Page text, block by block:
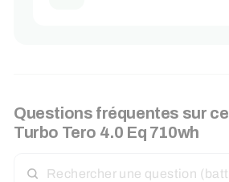
Questions fréquentes sur ce
Turbo Tero 4.0 Eq 710wh
UNE